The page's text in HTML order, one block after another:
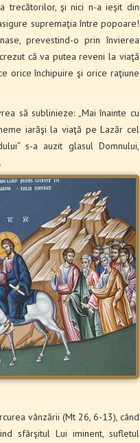
trecătorilor, şi nici n-a ieşit din
supremaţia între popoare!
prevestind-o prin învierea
că va putea reveni la viaţă
orice închipuire şi orice raţiune
să sublinieze: „Mai înainte cu
iarăşi la viaţă pe Lazăr cel
s-a auzit glasul Domnului,
vânzării (Mt 26, 6-13), când
sfârşitul Lui iminent, sufletul